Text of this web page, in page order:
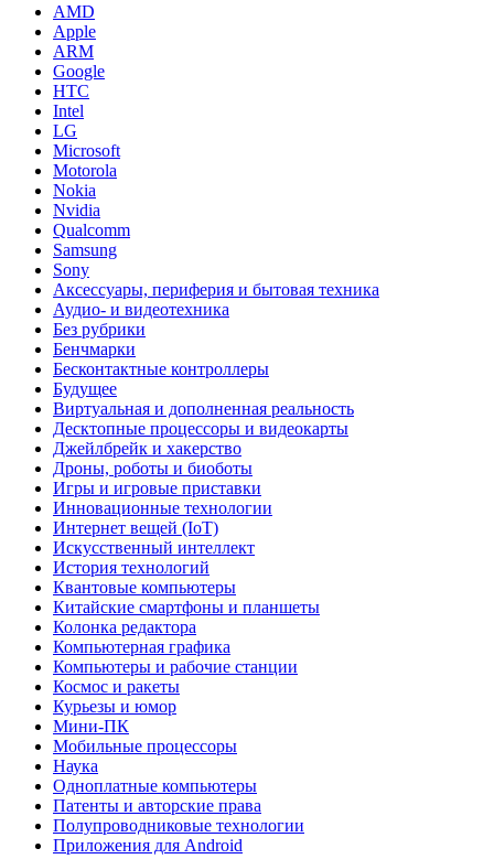
AMD
Apple
ARM
Google
HTC
Intel
LG
Microsoft
Motorola
Nokia
Nvidia
Qualcomm
Samsung
Sony
Аксессуары, периферия и бытовая техника
Аудио- и видеотехника
Без рубрики
Бенчмарки
Бесконтактные контроллеры
Будущее
Виртуальная и дополненная реальность
Десктопные процессоры и видеокарты
Джейлбрейк и хакерство
Дроны, роботы и биоботы
Игры и игровые приставки
Инновационные технологии
Интернет вещей (IoT)
Искусственный интеллект
История технологий
Квантовые компьютеры
Китайские смартфоны и планшеты
Колонка редактора
Компьютерная графика
Компьютеры и рабочие станции
Космос и ракеты
Курьезы и юмор
Мини-ПК
Мобильные процессоры
Наука
Одноплатные компьютеры
Патенты и авторские права
Полупроводниковые технологии
Приложения для Android